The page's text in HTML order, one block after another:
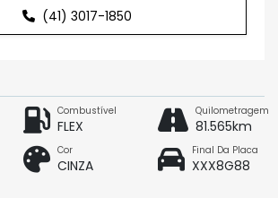
(41) 3017-1850
Combustível
FLEX
Quilometragem
81.565km
Cor
CINZA
Final Da Placa
XXX8G88